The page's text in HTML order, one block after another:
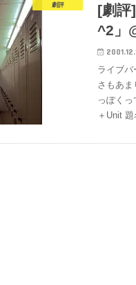
劇評
[劇評
^2」
ライブ
さもあま
っぽく
＋Unit